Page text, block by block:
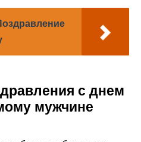
с днем
мужчине